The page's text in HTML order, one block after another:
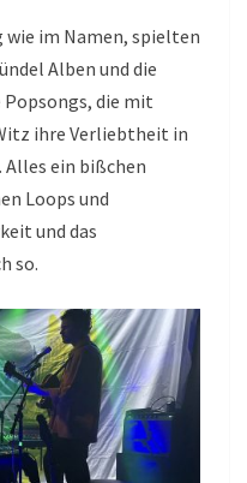
wie im Namen, spielten
Alben und die
die mit
ihre Verliebtheit in
ein bißchen
Loops und
und das
so.